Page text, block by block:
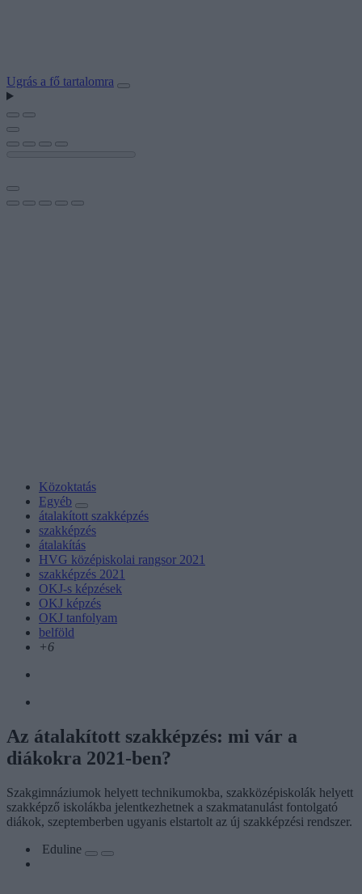
Ugrás a fő tartalomra
Közoktatás
Egyéb
átalakított szakképzés
szakképzés
átalakítás
HVG középiskolai rangsor 2021
szakképzés 2021
OKJ-s képzések
OKJ képzés
OKJ tanfolyam
belföld
+6
Az átalakított szakképzés: mi vár a
diákokra 2021-ben?
Szakgimnáziumok helyett technikumokba, szakközépiskolák helyett
szakképző iskolákba jelentkezhetnek a szakmatanulást fontolgató
diákok, szeptemberben ugyanis elstartolt az új szakképzési rendszer.
Eduline